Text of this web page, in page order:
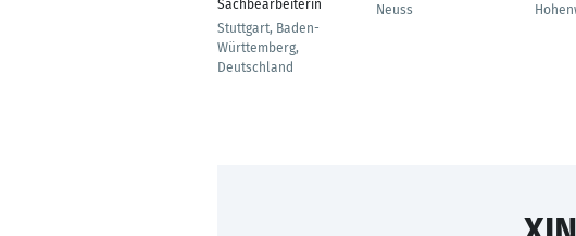
Sachbearbeiterin
Stuttgart, Baden-
Württemberg,
Deutschland
Neuss